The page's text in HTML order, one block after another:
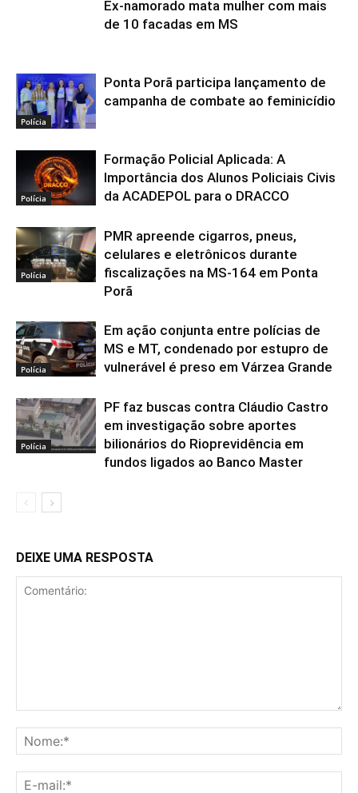
Ex-namorado mata mulher com mais
de 10 facadas em MS
Polícia
Ponta Porã participa lançamento de
campanha de combate ao feminicídio
Polícia
Formação Policial Aplicada: A
Importância dos Alunos Policiais Civis
da ACADEPOL para o DRACCO
Polícia
PMR apreende cigarros, pneus,
celulares e eletrônicos durante
fiscalizações na MS-164 em Ponta
Porã
Polícia
Em ação conjunta entre polícias de
MS e MT, condenado por estupro de
vulnerável é preso em Várzea Grande
Polícia
PF faz buscas contra Cláudio Castro
em investigação sobre aportes
bilionários do Rioprevidência em
fundos ligados ao Banco Master
DEIXE UMA RESPOSTA